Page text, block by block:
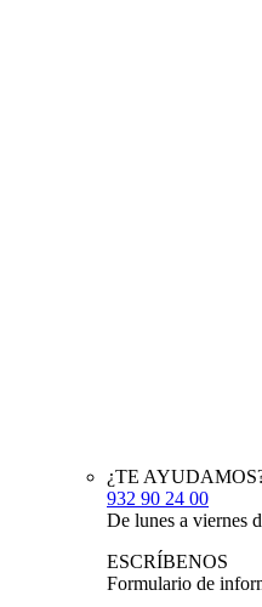
¿TE
932 90 24 00
De lunes a viernes
ESCRÍBENOS
Formulario de